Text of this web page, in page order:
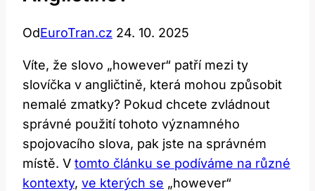
OdEuroTran.cz 24. 10. 2025
Víte, že slovo „however“ patří mezi ty
slovíčka v angličtině, která mohou způsobit
nemalé zmatky? Pokud chcete zvládnout
správné použití tohoto významného
spojovacího slova, pak jste na správném
místě. V tomto článku se podíváme na různé
kontexty, ve kterých se „however“